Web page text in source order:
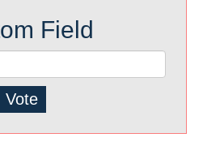
Field
Vote